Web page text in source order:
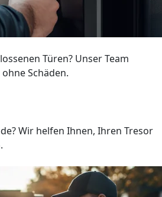
Türen? Unser Team
Schäden.
Wir helfen Ihnen, Ihren Tresor